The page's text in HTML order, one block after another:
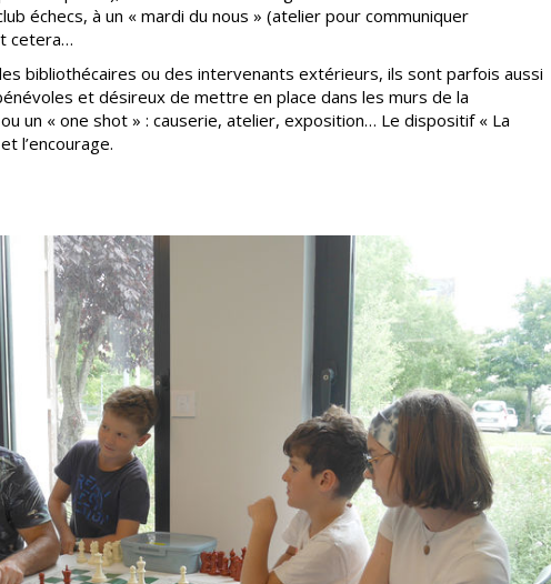
échecs, à un « mardi du nous » (atelier pour communiquer
cetera…
bibliothécaires ou des intervenants extérieurs, ils sont parfois aussi
et désireux de mettre en place dans les murs de la
un « one shot » : causerie, atelier, exposition… Le dispositif « La
l’encourage.